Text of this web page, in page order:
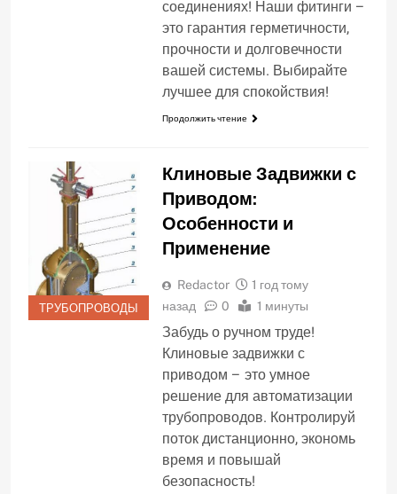
соединениях! Наши фитинги –
это гарантия герметичности,
прочности и долговечности
вашей системы. Выбирайте
лучшее для спокойствия!
Продолжить чтение
ТРУБОПРОВОДЫ
Клиновые Задвижки с
Приводом:
Особенности и
Применение
Redactor
1 год тому
назад
0 1 минуты
Забудь о ручном труде!
Клиновые задвижки с
приводом – это умное
решение для автоматизации
трубопроводов. Контролируй
поток дистанционно, экономь
время и повышай
безопасность!